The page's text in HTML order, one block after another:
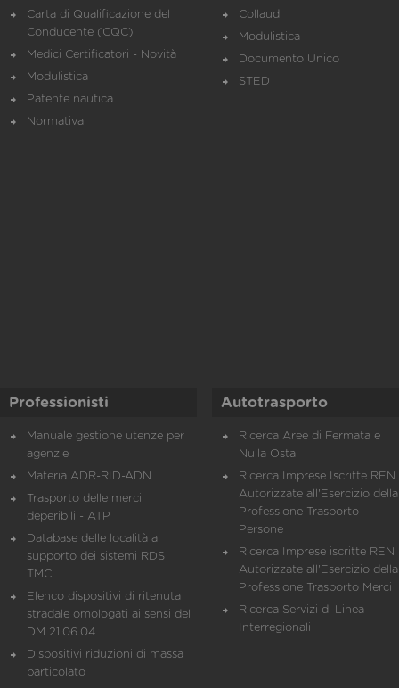
Carta di Qualificazione del
Conducente (CQC)
Medici Certificatori - Novità
Modulistica
Patente nautica
Normativa
Collaudi
Modulistica
Documento Unico
STED
Professionisti
Manuale gestione utenze per
agenzie
Materia ADR-RID-ADN
Trasporto delle merci
deperibili - ATP
Database delle località a
supporto dei sistemi RDS
TMC
Elenco dispositivi di ritenuta
stradale omologati ai sensi del
DM 21.06.04
Dispositivi riduzioni di massa
particolato
Autotrasporto
Ricerca Aree di Fermata e
Nulla Osta
Ricerca Imprese Iscritte REN
Autorizzate all'Esercizio della
Professione Trasporto
Persone
Ricerca Imprese iscritte REN
Autorizzate all'Esercizio della
Professione Trasporto Merci
Ricerca Servizi di Linea
Interregionali